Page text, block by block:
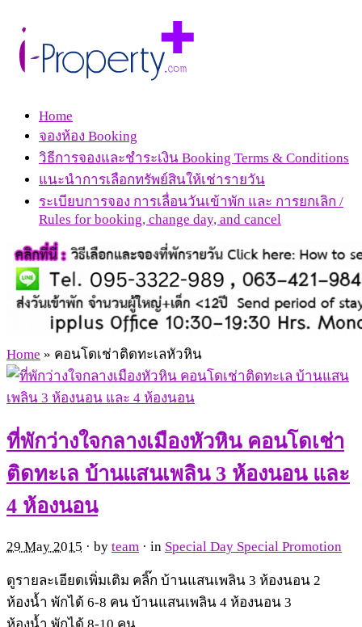
Home
จองห้อง Booking
วิธีการจองและชำระเงิน Booking Terms & Conditions
แนะนำการเลือกทรัพย์สินให้เช่ารายวัน
ระเบียบการจอง การเลื่อนวันเข้าพัก และ การยกเลิก /
Rules for booking, change day, and cancel
Home » คอนโดเช่าติดทะเลหัวหิน
ที่พักว่างใจกลางเมืองหัวหิน คอนโดเช่า
ติดทะเล บ้านแสนเพลิน 3 ห้องนอน และ
4 ห้องนอน
29 May 2015 · by team · in Special Day Special Promotion
ดูรายละเอียดเพิ่มเติม คลิ๊ก บ้านแสนเพลิน 3 ห้องนอน 2
ห้องน้ำ พักได้ 6-8 คน บ้านแสนเพลิน 4 ห้องนอน 3